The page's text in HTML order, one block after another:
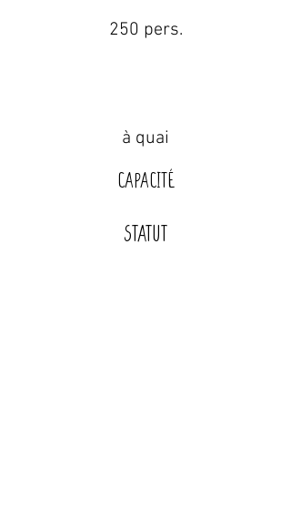
250 pers.
à quai
Capacité
STATUT